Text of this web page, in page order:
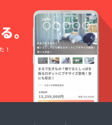
記入の
ない場
合は
CAMPF
IREの
ユー
ザー名
を掲載
いたし
ご了承
くださ
い。